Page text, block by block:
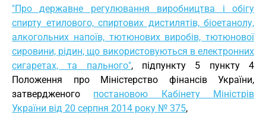
"Про державне регулювання виробництва і обігу
спирту етилового, спиртових дистилятів, біоетанолу,
алкогольних напоїв, тютюнових виробів, тютюнової
сировини, рідин, що використовуються в електронних
сигаретах, та пального", підпункту 5 пункту 4
Положення про Міністерство фінансів України,
затвердженого постановою Кабінету Міністрів
України від 20 серпня 2014 року № 375,